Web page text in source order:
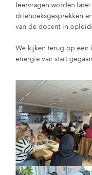
leervragen worden
driehoeksgesprekken
van de docent in
We kijken terug op
energie van start